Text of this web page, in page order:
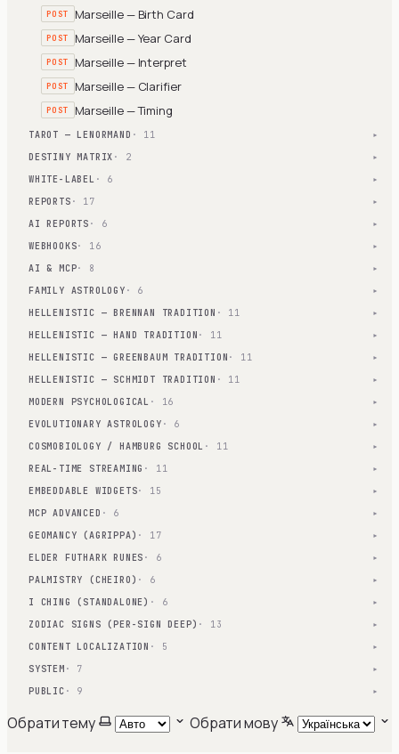
POST Marseille — Birth Card
POST Marseille — Year Card
POST Marseille — Interpret
POST Marseille — Clarifier
POST Marseille — Timing
TAROT — LENORMAND · 11 ▾
DESTINY MATRIX · 2 ▾
WHITE-LABEL · 6 ▾
REPORTS · 17 ▾
AI REPORTS · 6 ▾
WEBHOOKS· 16 ▾
AI & MCP· 8 ▾
FAMILY ASTROLOGY · 6 ▾
HELLENISTIC — BRENNAN TRADITION · 11 ▾
HELLENISTIC — HAND TRADITION · 11 ▾
HELLENISTIC — GREENBAUM TRADITION · 11 ▾
HELLENISTIC — SCHMIDT TRADITION · 11 ▾
MODERN PSYCHOLOGICAL · 16 ▾
EVOLUTIONARY ASTROLOGY · 6 ▾
COSMOBIOLOGY / HAMBURG SCHOOL · 11 ▾
REAL-TIME STREAMING · 11 ▾
EMBEDDABLE WIDGETS· 15 ▾
MCP ADVANCED · 6 ▾
GEOMANCY (AGRIPPA) · 17 ▾
ELDER FUTHARK RUNES · 6 ▾
PALMISTRY (CHEIRO) · 6 ▾
I CHING (STANDALONE) · 6 ▾
ZODIAC SIGNS (PER-SIGN DEEP) · 13 ▾
CONTENT LOCALIZATION · 5 ▾
SYSTEM · 7 ▾
PUBLIC · 9 ▾
Обрати тему Обрати мову